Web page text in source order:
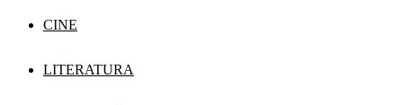
CINE
LITERATURA